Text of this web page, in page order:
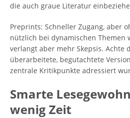
die auch graue Literatur
Preprints: Schneller Zugang, aber
nützlich bei dynamischen Themen
verlangt aber mehr Skepsis. Achte
überarbeitete, begutachtete
zentrale Kritikpunkte adressiert
Smarte
wenig Zeit